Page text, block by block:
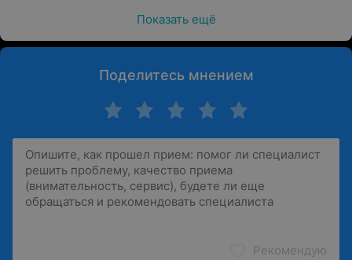
Показать ещё
Поделитесь мнением
Рекомендую